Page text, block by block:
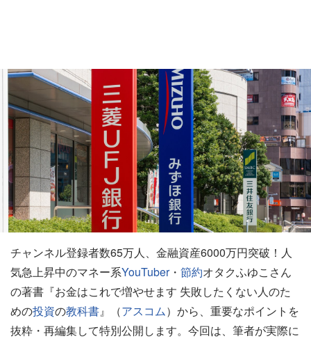
チャンネル登録者数65万人、金融資産6000万円突破！人
気急上昇中のマネー系YouTuber・ 節約オタクふゆこさん
の著書『お金はこれで増やせます 失敗したくない人のた
めの投資の教科書』（アスコム）から、重要なポイントを
抜粋・再編集して特別公開します。今回は、筆者が実際に